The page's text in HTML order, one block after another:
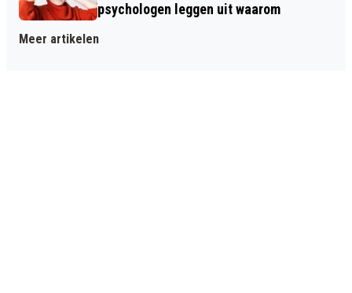
psychologen leggen uit waarom
Meer artikelen